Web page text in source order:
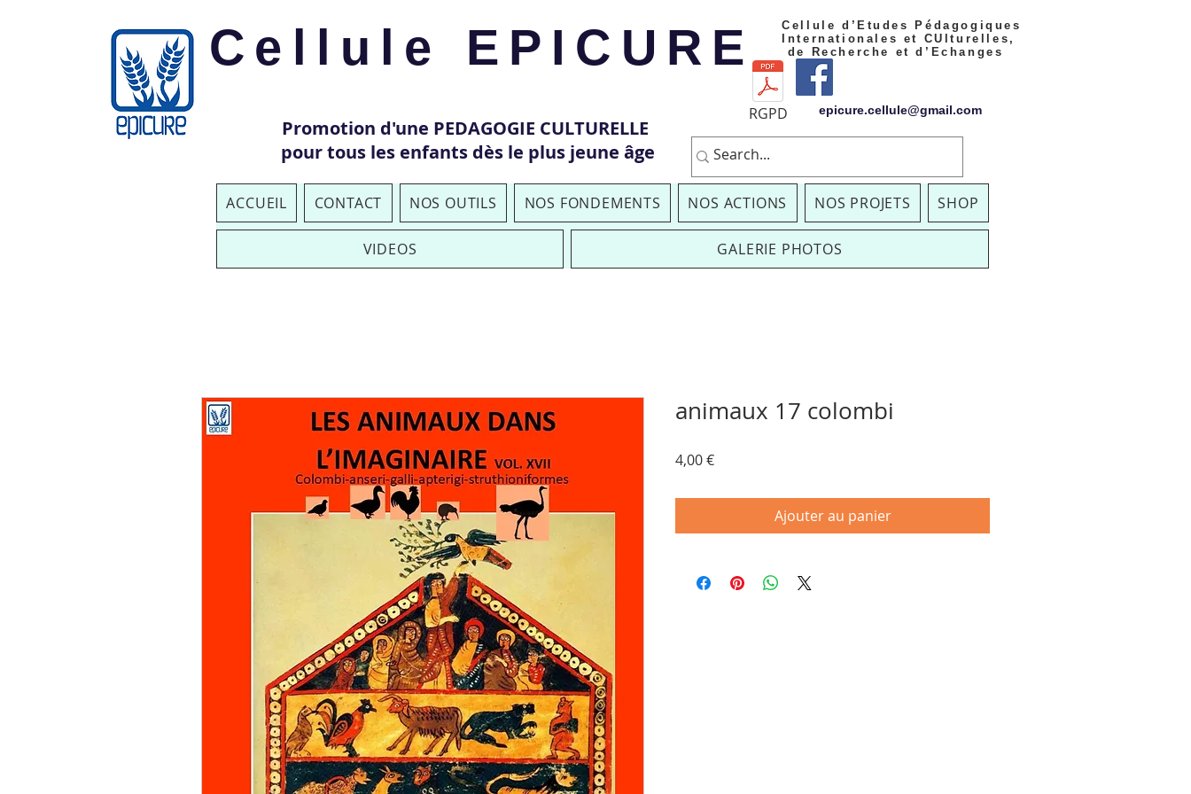
Cellule EPICURE
Cellule d’Etudes Pédagogiques
Internationales et CUlturelles,
de Recherche et d’Echanges
Promotion d'une PEDAGOGIE CULTURELLE
pour tous les enfants dès le plus jeune âge
epicure.cellule@gmail.com
RGPD
ACCUEIL CONTACT NOS OUTILS NOS FONDEMENTS NOS ACTIONS NOS PROJETS SHOP
VIDEOS GALERIE PHOTOS
animaux 17 colombi
4,00 €Prix
Ajouter au panier